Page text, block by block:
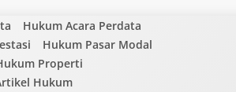
Hukum Acara Perdata
Hukum Pasar Modal
Properti
Hukum